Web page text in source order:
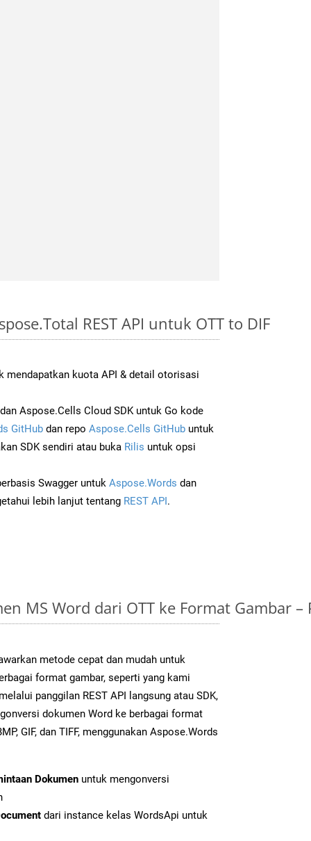
REST API untuk OTT to DIF
mendapatkan kuota API & detail otorisasi
Aspose.Cells Cloud SDK untuk Go kode
GitHub dan repo Aspose.Cells GitHub untuk
SDK sendiri atau buka Rilis untuk opsi
Swagger untuk Aspose.Words dan
lebih lanjut tentang REST API.
MS Word dari OTT ke Format Gambar
metode cepat dan mudah untuk
format gambar, seperti yang kami
panggilan REST API langsung atau SDK,
dokumen Word ke berbagai format
GIF, dan TIFF, menggunakan Aspose.Words
Dokumen untuk mengonversi
dari instance kelas WordsApi untuk